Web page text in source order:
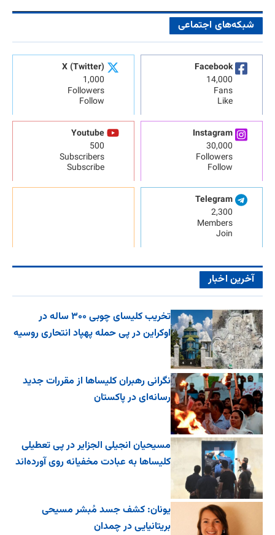
شبکه‌های اجتماعی
Facebook
14,000
Fans
Like
X (Twitter)
1,000
Followers
Follow
Instagram
30,000
Followers
Follow
Youtube
500
Subscribers
Subscribe
Telegram
2,300
Members
Join
آخرین اخبار
تخریب کلیسای چوبی ۳۰۰ ساله در
اوکراین در پی حمله پهپاد انتحاری روسیه
نگرانی رهبران کلیساها از مقررات جدید
رسانه‌ای در پاکستان
مسیحیان انجیلی الجزایر در پی تعطیلی
کلیساها به عبادت مخفیانه روی آورده‌اند
یونان: کشف جسد مُبشر مسیحی
بریتانیایی در چمدان